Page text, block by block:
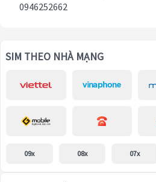
0946252662
SIM THEO NHÀ MẠNG
09x 08x 07x